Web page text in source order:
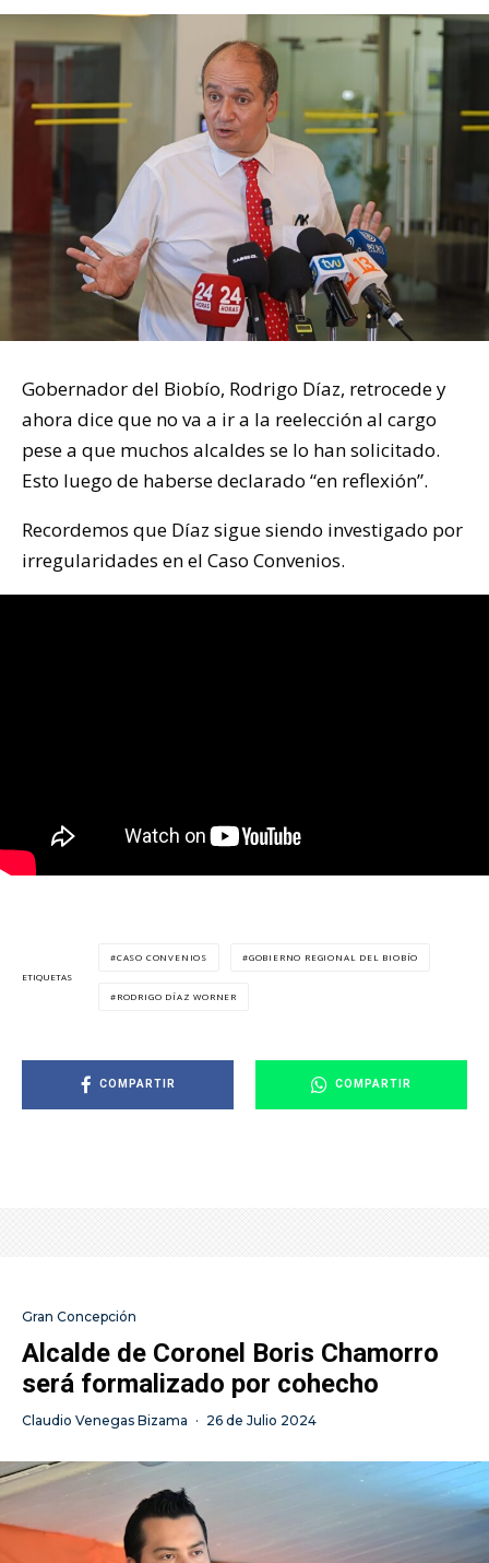
Gobernador del Biobío, Rodrigo Díaz, retrocede y
ahora dice que no va a ir a la reelección al cargo
pese a que muchos alcaldes se lo han solicitado.
Esto luego de haberse declarado “en reflexión”.
Recordemos que Díaz sigue siendo investigado por
irregularidades en el Caso Convenios.
ETIQUETAS
CASO CONVENIOS GOBIERNO REGIONAL DEL BIOBÍO
RODRIGO DÍAZ WORNER
COMPARTIR COMPARTIR
Gran Concepción
Alcalde de Coronel Boris Chamorro
será formalizado por cohecho
Claudio Venegas Bizama · 26 de Julio 2024